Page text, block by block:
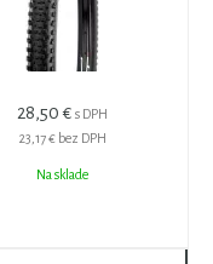
28,50 € s DPH
23,17 € bez DPH
Na sklade